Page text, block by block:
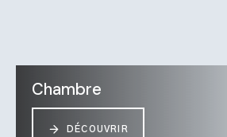
Chambre
DÉCOUVRIR